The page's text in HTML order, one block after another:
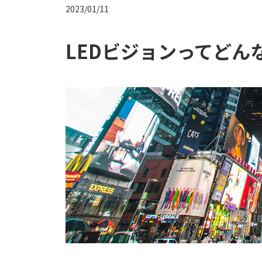
2023/01/11
LEDビジョンってどん